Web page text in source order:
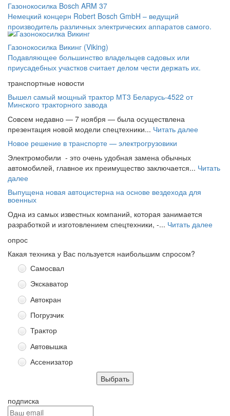
Газонокосилка Bosch ARM 37
Немецкий концерн Robert Bosch GmbH – ведущий
производитель различных электрических аппаратов самого.
Газонокосилка Викинг (Viking)
Подавляющее большинство владельцев садовых или
приусадебных участков считает делом чести держать их.
транспортные новости
Вышел самый мощный трактор МТ3 Беларусь-4522 от
Минского тракторного завода
Совсем недавно — 7 ноября — была осуществлена
презентация новой модели спецтехники... Читать далее
Новое решение в транспорте — электрогрузовики
Электромобили - это очень удобная замена обычных
автомобилей, главное их преимущество заключается... Читать
далее
Выпущена новая автоцистерна на основе вездехода для
военных
Одна из самых известных компаний, которая занимается
разработкой и изготовлением спецтехники, -... Читать далее
опрос
Какая техника у Вас пользуется наибольшим спросом?
Самосвал
Экскаватор
Автокран
Погрузчик
Трактор
Автовышка
Ассенизатор
подписка